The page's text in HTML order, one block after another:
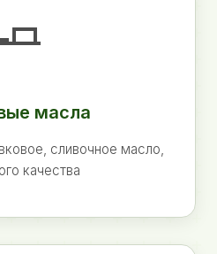
масла
сливочное масло,
качества